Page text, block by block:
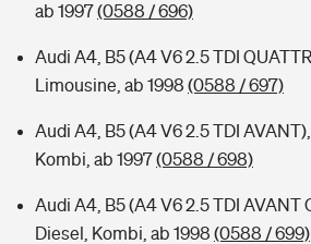
ab 1997(0588 / 696)
Audi A4, B5 (A4 V6 2.5 TDI
Limousine, ab 1998 (0588 / 697)
Audi A4, B5 (A4 V6 2.5 TDI AVANT),
Kombi, ab 1997(0588 / 698)
Audi A4, B5 (A4 V6 2.5 TDI AVANT
Diesel, Kombi, ab 1998 (0588 / 699)